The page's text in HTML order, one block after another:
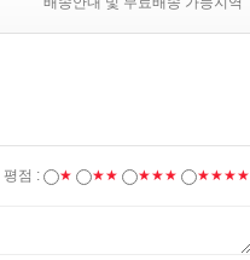
평점 : ★ ★★ ★★★ ★★★★